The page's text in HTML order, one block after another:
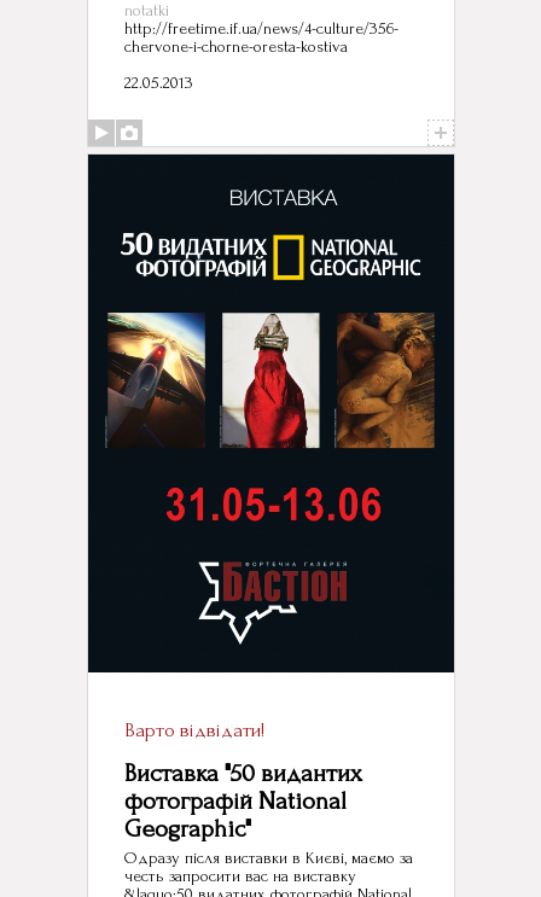
notatki
http://freetime.if.ua/news/4-culture/356-
chervone-i-chorne-oresta-kostiva
22.05.2013
Варто відвідати!
Виставка "50 видантих
фотографій National
Geographic"
Одразу після виставки в Києві, маємо за
честь запросити вас на виставку